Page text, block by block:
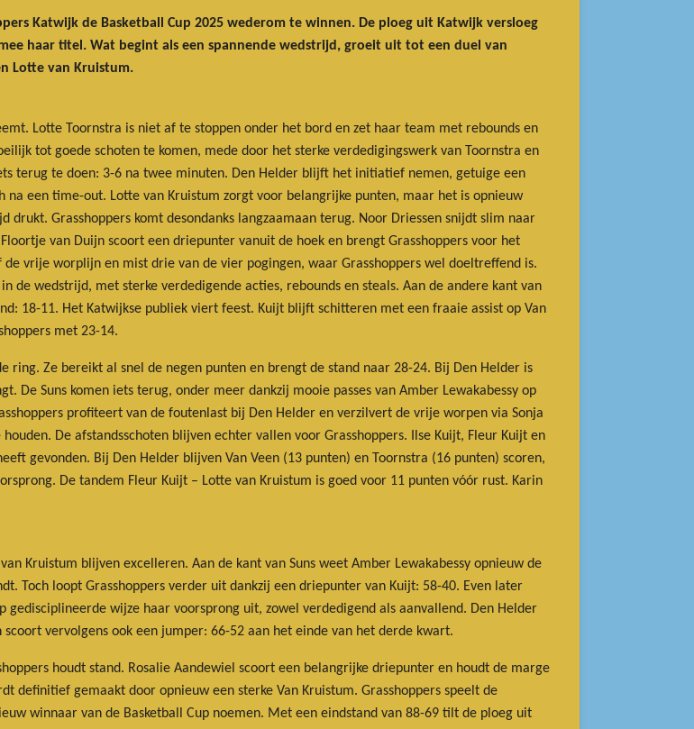
Katwijk de Basketball Cup 2025 wederom te winnen. De ploeg uit Katwijk versloeg
haar titel. Wat begint als een spannende wedstrijd, groeit uit tot een duel van
Lotte van Kruistum.
Lotte Toornstra is niet af te stoppen onder het bord en zet haar team met rebounds en
tot goede schoten te komen, mede door het sterke verdedigingswerk van Toornstra en
terug te doen: 3-6 na twee minuten. Den Helder blijft het initiatief nemen, getuige een
na een time-out. Lotte van Kruistum zorgt voor belangrijke punten, maar het is opnieuw
drukt. Grasshoppers komt desondanks langzaamaan terug. Noor Driessen snijdt slim naar
van Duijn scoort een driepunter vanuit de hoek en brengt Grasshoppers voor het
vrije worplijn en mist drie van de vier pogingen, waar Grasshoppers wel doeltreffend is.
de wedstrijd, met sterke verdedigende acties, rebounds en steals. Aan de andere kant van
18-11. Het Katwijkse publiek viert feest. Kuijt blijft schitteren met een fraaie assist op Van
met 23-14.
Ze bereikt al snel de negen punten en brengt de stand naar 28-24. Bij Den Helder is
De Suns komen iets terug, onder meer dankzij mooie passes van Amber Lewakabessy op
profiteert van de foutenlast bij Den Helder en verzilvert de vrije worpen via Sonja
De afstandsschoten blijven echter vallen voor Grasshoppers. Ilse Kuijt, Fleur Kuijt en
gevonden. Bij Den Helder blijven Van Veen (13 punten) en Toornstra (16 punten) scoren,
De tandem Fleur Kuijt – Lotte van Kruistum is goed voor 11 punten vóór rust. Karin
Kruistum blijven excelleren. Aan de kant van Suns weet Amber Lewakabessy opnieuw de
Toch loopt Grasshoppers verder uit dankzij een driepunter van Kuijt: 58-40. Even later
gedisciplineerde wijze haar voorsprong uit, zowel verdedigend als aanvallend. Den Helder
vervolgens ook een jumper: 66-52 aan het einde van het derde kwart.
houdt stand. Rosalie Aandewiel scoort een belangrijke driepunter en houdt de marge
definitief gemaakt door opnieuw een sterke Van Kruistum. Grasshoppers speelt de
winnaar van de Basketball Cup noemen. Met een eindstand van 88-69 tilt de ploeg uit